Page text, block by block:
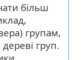
більш
групам,
груп.